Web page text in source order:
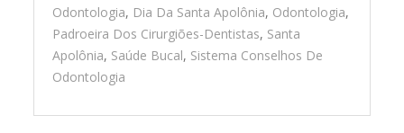
Odontologia, Dia Da Santa Apolônia, Odontologia,
Padroeira Dos Cirurgiões-Dentistas, Santa
Apolônia, Saúde Bucal, Sistema Conselhos De
Odontologia